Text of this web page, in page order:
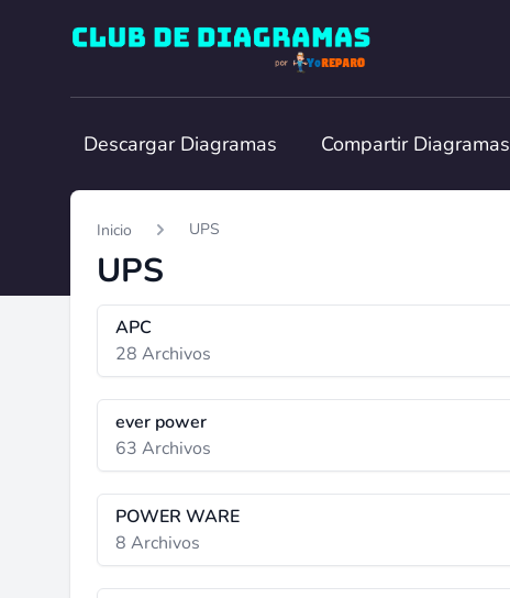
Club de Diagramas
Descargar Diagramas Compartir Diagramas
Inicio UPS
UPS
APC
28 Archivos
ever power
63 Archivos
POWER WARE
8 Archivos